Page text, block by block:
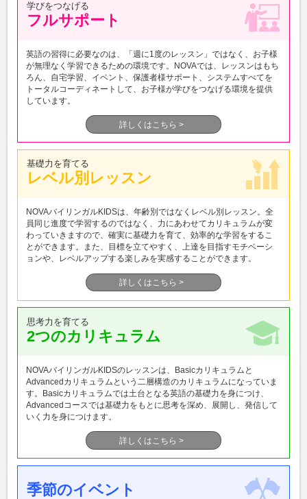
学びをつなげる
フルサポート
英語の習得に必要なのは、「週に1度のレッスン」ではなく、お子様
が無理なく学習できるための環境です。NOVAでは、レッスンはもち
ろん、自宅学習、イベント、保護者様サポート、システムすべてを
トータルコーディネートして、お子様が学びをつなげる環境を提供
しています。
詳しくはこちら >
基礎力を育てる
レベル別レッスン
NOVAバイリンガルKIDSは、年齢別ではなくレベル別レッスン。全
員同じ進度で学習するのではなく、力にあわせてカリキュラムが変
わっていきますので、確実に基礎力を育て、効率的な学習をするこ
とができます。また、目標を立てやすく、上達を目指すモチベーシ
ョンや、レベルアップする楽しみを実感することができます。
詳しくはこちら >
思考力を育てる
2つのカリキュラム
NOVAバイリンガルKIDSのレッスンは、Basicカリキュラムと
Advancedカリキュラムという二層構造のカリキュラムになっていま
す。Basicカリキュラムでは土台となる英語の基礎力を身につけ、
Advancedコースでは基礎力をもとに思考を深め、展開し、発信して
いく力を身につけます。
詳しくはこちら >
季節のイベント